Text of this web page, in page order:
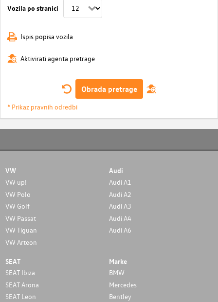
Vozila po stranici
Ispis popisa vozila
Aktivirati agenta pretrage
Obrada pretrage
* Prikaz pravnih odredbi
VW
VW up!
VW Polo
VW Golf
VW Passat
VW Tiguan
VW Arteon
Audi
Audi A1
Audi A2
Audi A3
Audi A4
Audi A6
SEAT
SEAT Ibiza
SEAT Arona
SEAT Leon
Marke
BMW
Mercedes
Bentley